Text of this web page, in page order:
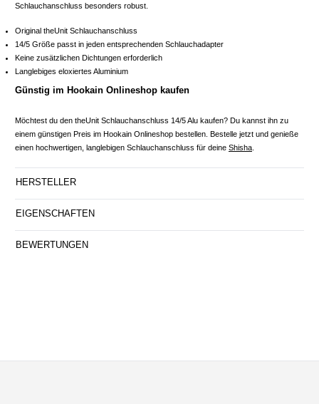
Schlauchanschluss besonders robust.
Original theUnit Schlauchanschluss
14/5 Größe passt in jeden entsprechenden Schlauchadapter
Keine zusätzlichen Dichtungen erforderlich
Langlebiges eloxiertes Aluminium
Günstig im Hookain Onlineshop kaufen
Möchtest du den theUnit Schlauchanschluss 14/5 Alu kaufen? Du kannst ihn zu
einem günstigen Preis im Hookain Onlineshop bestellen. Bestelle jetzt und genieße
einen hochwertigen, langlebigen Schlauchanschluss für deine Shisha
HERSTELLER
EIGENSCHAFTEN
BEWERTUNGEN